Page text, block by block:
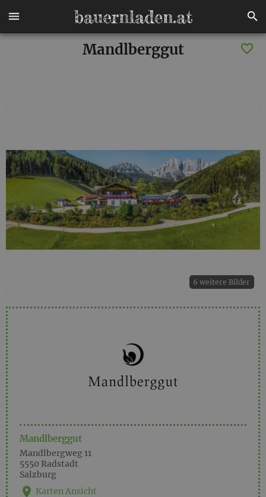
6 weitere Bilder
Mandlberggut
Mandlbergweg 11
5550 Radstadt
Salzburg
Karten Ansicht
Mandlberggut